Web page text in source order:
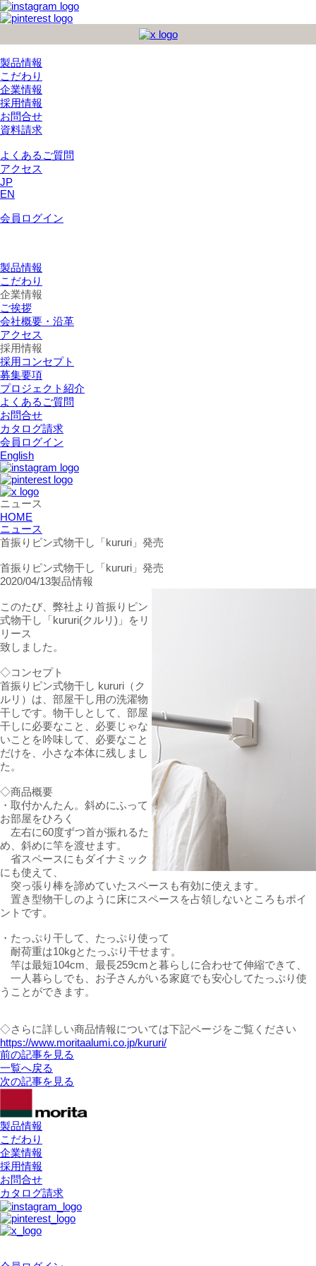
製品情報
こだわり
企業情報
採用情報
お問合せ
資料請求
よくあるご質問
アクセス
JP
EN
会員ログイン
製品情報
こだわり
企業情報
ご挨拶
会社概要・沿革
アクセス
採用情報
採用コンセプト
募集要項
プロジェクト紹介
よくあるご質問
お問合せ
カタログ請求
会員ログイン
English
ニュース
HOME
ニュース
首振りピン式物干し「kururi」発売
首振りピン式物干し「kururi」発売
2020/04/13製品情報
このたび、弊社より首振りピン
式物干し「kururi(クルリ)」をリ
リース
致しました。
◇コンセプト
首振りピン式物干し kururi（ク
ルリ）は、部屋干し用の洗濯物
干しです。物干しとして、部屋
干しに必要なこと、必要じゃな
いことを吟味して、必要なこと
だけを、小さな本体に残しまし
た。
◇商品概要
・取付かんたん。斜めにふって
お部屋をひろく
左右に60度ずつ首が振れるた
め、斜めに竿を渡せます。
省スペースにもダイナミック
にも使えて、
突っ張り棒を諦めていたスペースも有効に使えます。
置き型物干しのように床にスペースを占領しないところもポイ
ントです。
・たっぷり干して、たっぷり使って
耐荷重は10kgとたっぷり干せます。
竿は最短104cm、最長259cmと暮らしに合わせて伸縮できて、
一人暮らしでも、お子さんがいる家庭でも安心してたっぷり使
うことができます。
◇さらに詳しい商品情報については下記ページをご覧ください
https://www.moritaalumi.co.jp/kururi/
前の記事を見る
一覧へ戻る
次の記事を見る
製品情報
こだわり
企業情報
採用情報
お問合せ
カタログ請求